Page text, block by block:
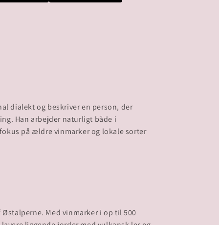
dialekt og beskriver en person, der
Han arbejder naturligt både i
på ældre vinmarker og lokale sorter
Med vinmarker i op til 500